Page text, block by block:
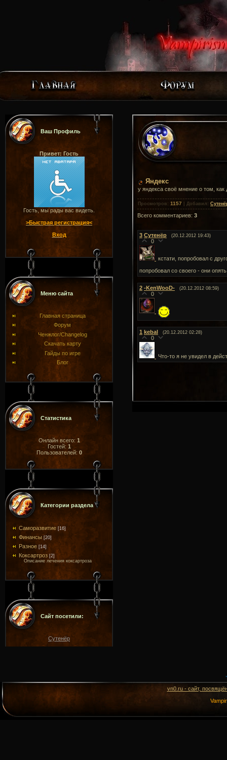
Ваш Профиль
Привет: Гость
Гость, мы рады вас видеть.
>Быстрая регистрация<
Вход
Меню сайта
Главная страница
Форум
Ченжлог/Changelog
Скачать карту
Гайды по игре
Блог
Статистика
Онлайн всего: 1
Гостей: 1
Пользователей: 0
Категории раздела
Саморазвитие [16]
Финансы [20]
Разное [14]
Коксартроз [2]
Описание лечения коксартроза
Сайт посетили:
Сутенёр
Яндекс
у яндекса своё мнение о том,
Просмотров : 1157 Добавил :
Всего комментариев: 3
3 Сутенёр (20.12.2012 19:43)
0
кстати, попробовал с
попробовал со своего - они
2 -KenWooD- (20.12.2012 08:59)
0
1 kebal (20.12.2012 02:28)
0
Что-то я не увидел в
vn0.ru - сайт,